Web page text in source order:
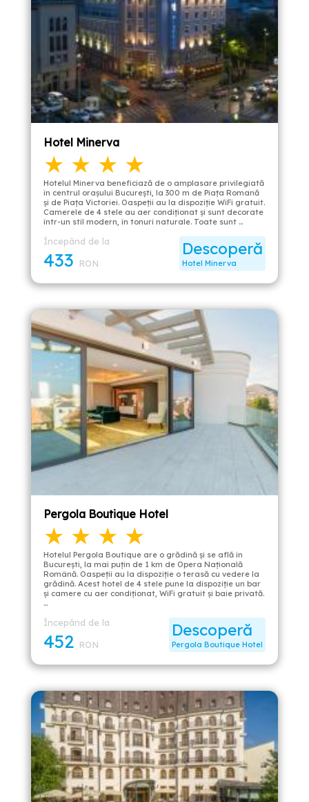
Hotel Minerva
★ ★ ★ ★
Hotelul Minerva beneficiază de o amplasare privilegiată
în centrul orașului București, la 300 m de Piața Romană
și de Piața Victoriei. Oaspeții au la dispoziție WiFi gratuit.
Camerele de 4 stele au aer condiţionat și sunt decorate
într-un stil modern, în tonuri naturale. Toate sunt …
Descoperă
Hotel Minerva
Începând de la
433 RON
Pergola Boutique Hotel
★ ★ ★ ★
Hotelul Pergola Boutique are o grădină și se află în
București, la mai puțin de 1 km de Opera Națională
Română. Oaspeții au la dispoziție o terasă cu vedere la
grădină. Acest hotel de 4 stele pune la dispoziție un bar
și camere cu aer condiționat, WiFi gratuit și baie privată.
…
Descoperă
Pergola Boutique Hotel
Începând de la
452 RON